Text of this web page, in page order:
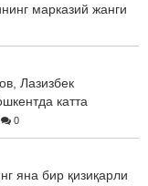
марказий жанги
Лазизбек
катта
0
яна бир қизиқарли